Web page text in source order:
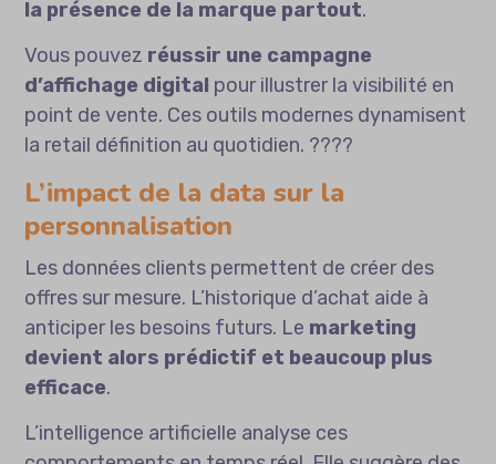
la présence de la marque partout.
Vous pouvez réussir une campagne
d’affichage digital pour illustrer la visibilité en
point de vente. Ces outils modernes dynamisent
la retail définition au quotidien. ????
L’impact de la data sur la
personnalisation
Les données clients permettent de créer des
offres sur mesure. L’historique d’achat aide à
anticiper les besoins futurs. Le marketing
devient alors prédictif et beaucoup plus
efficace.
L’intelligence artificielle analyse ces